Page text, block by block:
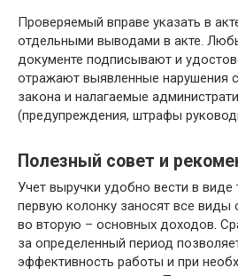
Проверяемый вправе указать в
отдельными выводами в акте.
документе подписывают и
отражают выявленные нарушения
закона и налагаемые
(предупреждения, штрафы
Полезный совет и
Учет выручки удобно вести в
первую колонку заносят все виды
во вторую – основных доходов.
за определенный период
эффективность работы и при